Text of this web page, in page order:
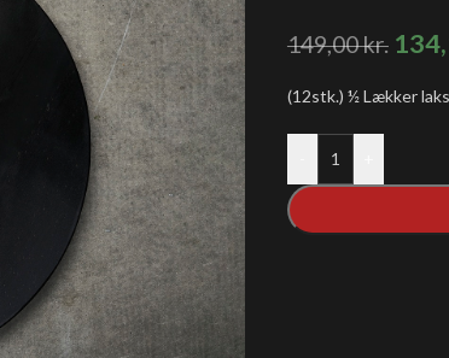
149,00kr.
(12stk.) ½ Lækker